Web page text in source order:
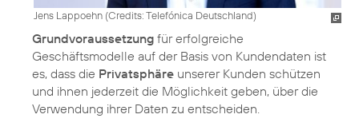
Jens Lappoehn (Credits: Telefónica Deutschland)
Grundvoraussetzung für erfolgreiche
Geschäftsmodelle auf der Basis von Kundendaten ist
es, dass die Privatsphäre unserer Kunden schützen
und ihnen jederzeit die Möglichkeit geben, über die
Verwendung ihrer Daten zu entscheiden.